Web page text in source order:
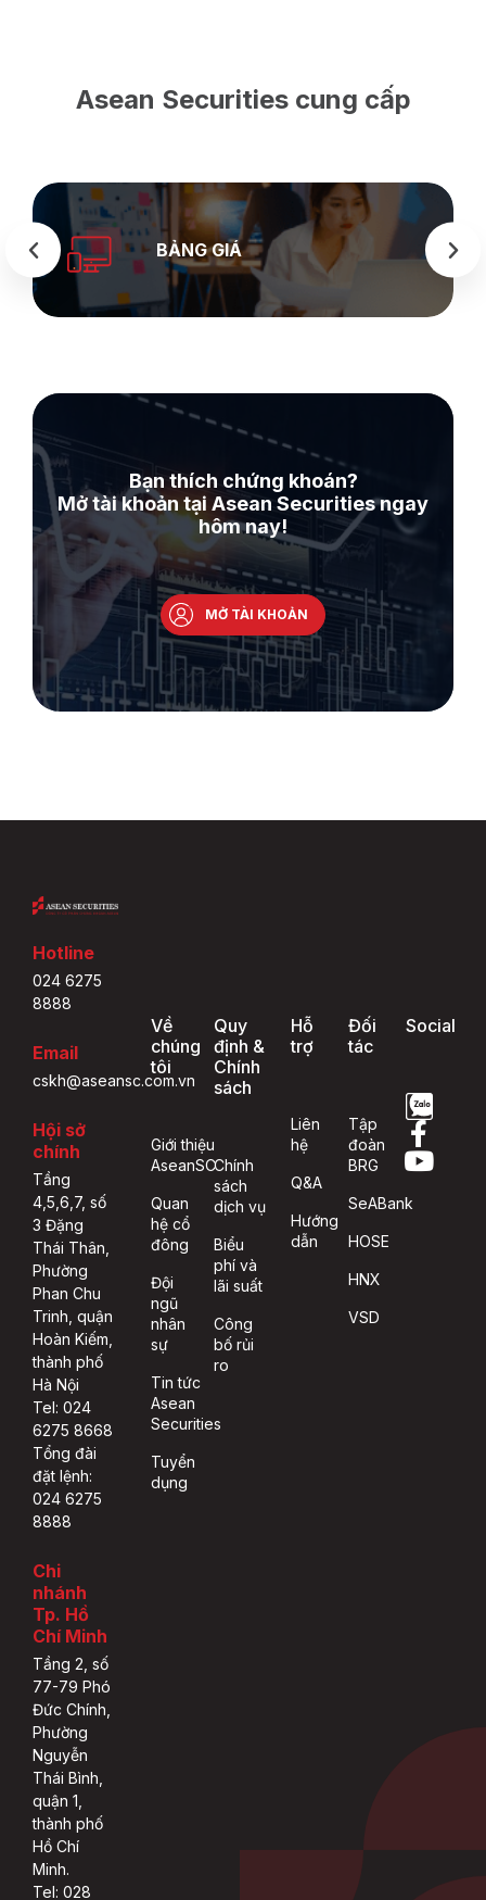
Asean Securities cung cấp
SEASTOCK
WEB
Bạn thích chứng khoán?
Mở tài khoản tại Asean Securities ngay
hôm nay!
MỞ TÀI KHOẢN
Hotline
024 6275
8888
Email
cskh@aseansc.com.vn
Hội sở
chính
Tầng
4,5,6,7, số
3 Đặng
Thái Thân,
Phường
Phan Chu
Trinh, quận
Hoàn Kiếm,
thành phố
Hà Nội
Tel: 024
6275 8668
Tổng đài
đặt lệnh:
024 6275
8888
Chi
nhánh
Tp. Hồ
Chí Minh
Tầng 2, số
77-79 Phó
Đức Chính,
Phường
Nguyễn
Thái Bình,
quận 1,
thành phố
Hồ Chí
Minh.
Tel: 028
Về
chúng
tôi
Giới thiệu
AseanSC
Quan
hệ cổ
đông
Đội
ngũ
nhân
sự
Tin tức
Asean
Securities
Tuyển
dụng
Quy
định &
Chính
sách
Chính
sách
dịch vụ
Biểu
phí và
lãi suất
Công
bố rủi
ro
Hỗ
trợ
Liên
hệ
Q&A
Hướng
dẫn
Đối
tác
Tập
đoàn
BRG
SeABank
HOSE
HNX
VSD
Social